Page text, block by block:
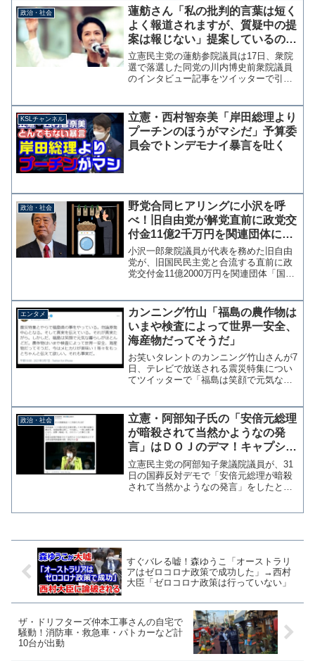
愛知選挙区に新人の田島まいこ候補を擁
立しているが応援してい...
政治・社会
蓮舫さん「私の批判的言葉は短く
よく報道されますが、質疑中の提
案は報じない」提案しているのを
見たことないしCLPじゃあるまい
し
立憲民主党の蓮舫参院議員は17日、衆院
選で落選した同党の川内博史前衆院議員
のインタビュー記事をツイッターで引用
80分の質疑中の提案は報じない。」と自
身に関する報道に苦言...
KSLチャンネル
立憲・西村智奈美「岸田総理より
プーチンのほうがマシだ」予算委
員会でトンデモナイ暴言を吐く
政治・社会
野党合同ヒアリングに小沢を呼
べ！旧自由党が解党直前に政党交
付金11億2千万円を関連団体に移
動、国庫に返納せず
小沢一郎衆院議員が代表を務めた旧自由
党が、旧国民民主党と合流する直前に政
党交付金11億2000万円を関連団体「国民
由党、昨年の解党直前に関係団体に政党
交付金11億200...
エンタメ
カンニング竹山「福島の農作物は
いまや検査によって世界一安全、
海産物だってそうだ」
お笑いタレントのカンニング竹山さんが7
日、テレビで放送される震災特集につい
てツイッターで「福島は笑顔で元気な暮
だ、今はメヒカリが美味い！」と投稿し
た。震災以降に福島県を...
政治・社会
立憲・阿部知子氏の「安倍元総理
が暗殺されて当然かようなの発
言」はＤＯＪのデマ！キャプショ
ンを使った悪質トリック投稿
立憲民主党の阿部知子衆議院議員が、31
日の国葬反対デモで「安倍元総理が暗殺
されて当然かようなの発言」をしたとし
すぐバレる嘘！森ゆうこ「オーストラリ
アはゼロコロナ政策で成功した」→西村
大臣「ゼロコロナ政策は行っていない」
ザ・ドリフターズ仲本工事さんの自宅で
騒動！消防車・救急車・パトカーなど計
10台が出動